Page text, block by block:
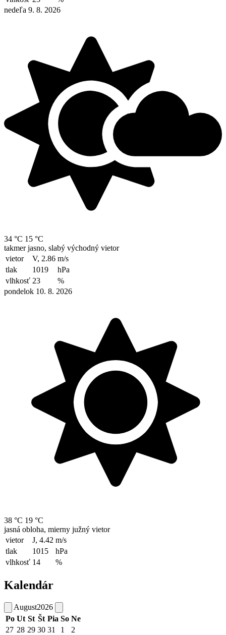
nedeľa 9. 8. 2026
34 °C 15 °C
takmer jasno, slabý východný vietor
vietor
V, 2.86 m/s
tlak
1019
hPa
vlhkosť 23
%
pondelok 10. 8. 2026
38 °C 19 °C
jasná obloha, mierny južný vietor
vietor
J, 4.42 m/s
tlak
1015
hPa
vlhkosť 14 %
Kalendár
August2026
Po Ut St Št Pia So Ne
27 28 29 30 31 1
2